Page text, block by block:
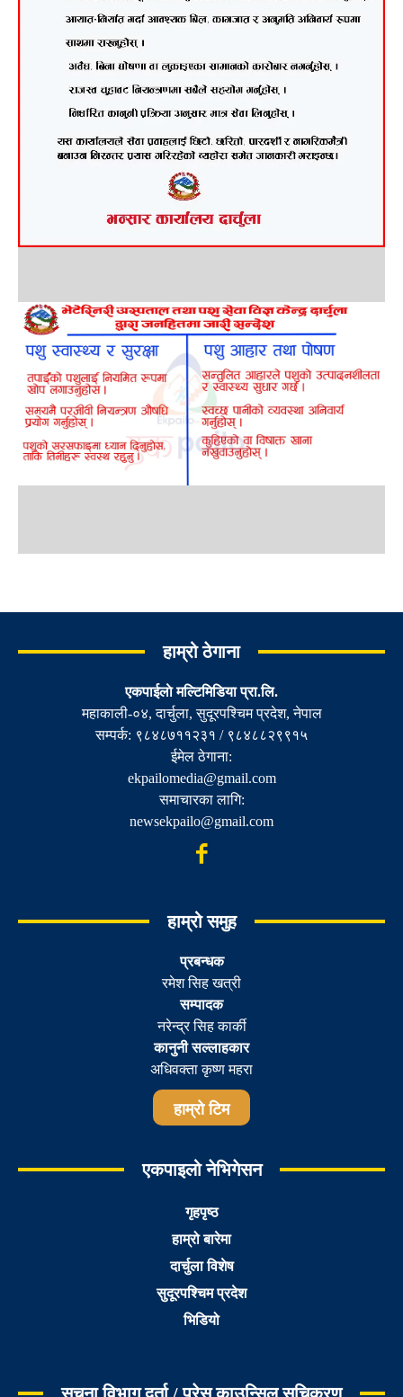
हाम्रो ठेगाना
एकपाईलाे मल्टिमिडिया प्रा.लि.
महाकाली-०४, दार्चुला, सुदूरपश्चिम प्रदेश, नेपाल
सम्पर्क: ९८४८७११२३१ / ९८४८८२९९१५
ईमेल ठेगाना:
ekpailomedia@gmail.com
समाचारका लागि:
newsekpailo@gmail.com
हाम्रो समुह
प्रबन्धक
रमेश सिह खत्री
सम्पादक
नरेन्द्र सिह कार्की
कानुनी सल्लाहकार
अधिवक्ता कृष्ण महरा
हाम्रो टिम
एकपाइलो नेभिगेसन
गृहपृष्ठ
हाम्रो बारेमा
दार्चुला विशेष
सुदूरपश्चिम प्रदेश
भिडियो